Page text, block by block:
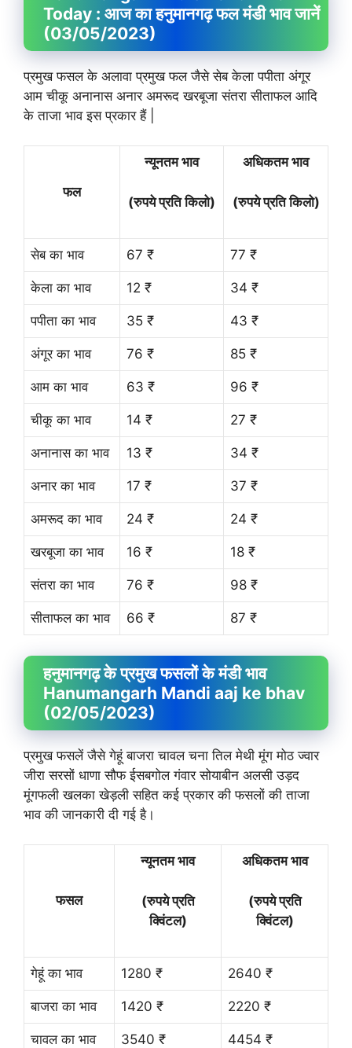
Today : आज का हनुमानगढ़ फल मंडी भाव जानें
(03/05/2023)
प्रमुख फसल के अलावा प्रमुख फल जैसे सेब केला पपीता अंगूर
आम चीकू अनानास अनार अमरूद खरबूजा संतरा सीताफल आदि
के ताजा भाव इस प्रकार हैं |
फल
न्यूनतम भाव
(रुपये प्रति किलो)
अधिकतम भाव
(रुपये प्रति किलो)
सेब का भाव 67 ₹ 77 ₹
केला का भाव 12 ₹ 34 ₹
पपीता का भाव 35 ₹ 43 ₹
अंगूर का भाव 76 ₹ 85 ₹
आम का भाव 63 ₹ 96 ₹
चीकू का भाव 14 ₹ 27 ₹
अनानास का भाव 13 ₹ 34 ₹
अनार का भाव 17 ₹ 37 ₹
अमरूद का भाव 24 ₹ 24 ₹
खरबूजा का भाव 16 ₹ 18 ₹
संतरा का भाव 76 ₹ 98 ₹
सीताफल का भाव 66 ₹ 87 ₹
हनुमानगढ़ के प्रमुख फसलों के मंडी भाव
Hanumangarh Mandi aaj ke bhav
(02/05/2023)
प्रमुख फसलें जैसे गेहूं बाजरा चावल चना तिल मेथी मूंग मोठ ज्वार
जीरा सरसों धाणा सौफ ईसबगोल गंवार सोयाबीन अलसी उड़द
मूंगफली खलका खेड़ली सहित कई प्रकार की फसलों की ताजा
भाव की जानकारी दी गई है।
फसल
न्यूनतम भाव
(रुपये प्रति
क्विंटल)
अधिकतम भाव
(रुपये प्रति
क्विंटल)
गेहूं का भाव 1280 ₹ 2640 ₹
बाजरा का भाव 1420 ₹ 2220 ₹
चावल का भाव 3540 ₹ 4454 ₹